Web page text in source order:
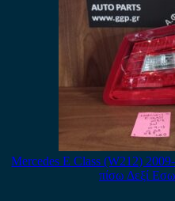
Mercedes E Class (W212)
πίσω Δεξί